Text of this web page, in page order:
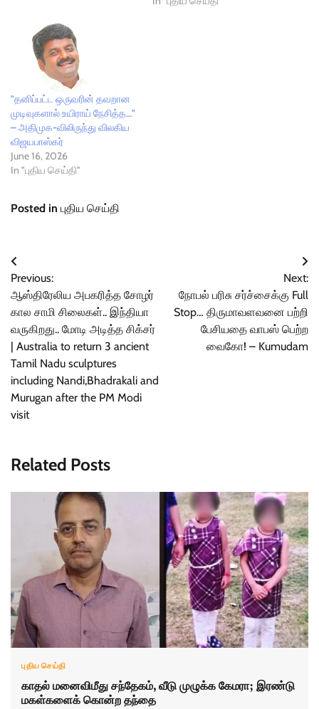
"தனிப்பட்ட ஒருவரின் தவறான
முடிவுகளால் உயிராய் நேசித்த…"
– அதிமுக-விலிருந்து விலகிய
விஜயபாஸ்கர்
June 16, 2026
In "புதிய செய்தி"
Posted in புதிய செய்தி
Post
navigation
Previous:
ஆஸ்திரேலிய அபகரித்த சோழர்
கால சாமி சிலைகள்.. இந்தியா
வருகிறது.. மோடி அடித்த சிக்சர்
| Australia to return 3 ancient
Tamil Nadu sculptures
including Nandi,Bhadrakali and
Murugan after the PM Modi
visit
Next:
நோபல் பரிசு சர்ச்சைக்கு Full
Stop… திருமாவளவனை பற்றி
பேசியதை வாபஸ் பெற்ற
வைகோ! – Kumudam
Related Posts
புதிய செய்தி
காதல் மனைவிமீது சந்தேகம், வீடு முழுக்க கேமரா; இரண்டு
மகள்களைக் கொன்ற தந்தை